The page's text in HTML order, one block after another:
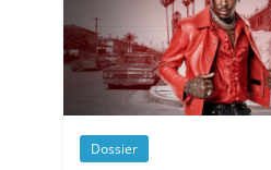
Dossier